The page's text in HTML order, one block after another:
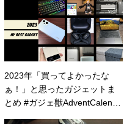
2023年「買ってよかったな
ぁ！」と思ったガジェットま
とめ #ガジェ獣AdventCalenda